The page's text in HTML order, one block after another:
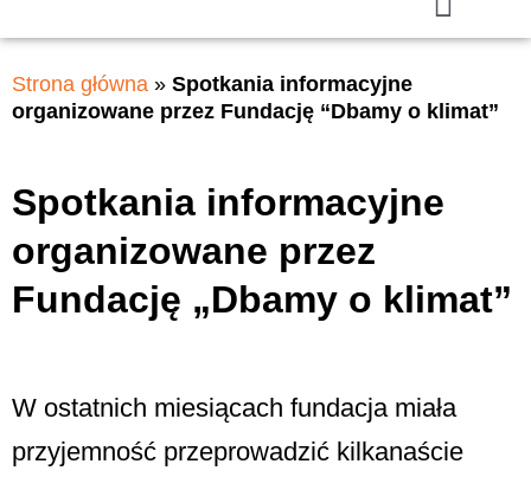
Strona główna » Spotkania informacyjne
organizowane przez Fundację “Dbamy o klimat”
Spotkania informacyjne
organizowane przez
Fundację „Dbamy o klimat”
W ostatnich miesiącach fundacja miała
przyjemność przeprowadzić kilkanaście